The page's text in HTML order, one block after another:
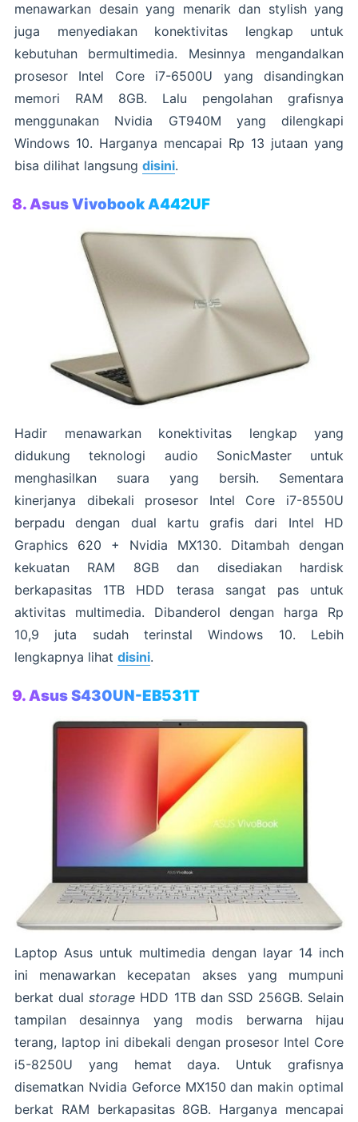
menawarkan desain yang menarik dan stylish yang
juga menyediakan konektivitas lengkap untuk
kebutuhan bermultimedia. Mesinnya mengandalkan
prosesor Intel Core i7-6500U yang disandingkan
memori RAM 8GB. Lalu pengolahan grafisnya
menggunakan Nvidia GT940M yang dilengkapi
Windows 10. Harganya mencapai Rp 13 jutaan yang
bisa dilihat langsung disini.
8. Asus Vivobook A442UF
Hadir menawarkan konektivitas lengkap yang
didukung teknologi audio SonicMaster untuk
menghasilkan suara yang bersih. Sementara
kinerjanya dibekali prosesor Intel Core i7-8550U
berpadu dengan dual kartu grafis dari Intel HD
Graphics 620 + Nvidia MX130. Ditambah dengan
kekuatan RAM 8GB dan disediakan hardisk
berkapasitas 1TB HDD terasa sangat pas untuk
aktivitas multimedia. Dibanderol dengan harga Rp
10,9 juta sudah terinstal Windows 10. Lebih
lengkapnya lihat disini.
9. Asus S430UN-EB531T
Laptop Asus untuk multimedia dengan layar 14 inch
ini menawarkan kecepatan akses yang mumpuni
berkat dualstorage HDD 1TB dan SSD 256GB. Selain
tampilan desainnya yang modis berwarna hijau
terang, laptop ini dibekali dengan prosesor Intel Core
i5-8250U yang hemat daya. Untuk grafisnya
disematkan Nvidia Geforce MX150 dan makin optimal
berkat RAM berkapasitas 8GB. Harganya mencapai